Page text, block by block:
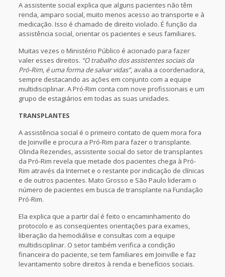
A assistente social explica que alguns pacientes não têm
renda, amparo social, muito menos acesso ao transporte e à
medicação. Isso é chamado de direito violado. É função da
assistência social, orientar os pacientes e seus familiares.
Muitas vezes o Ministério Público é acionado para fazer
valer esses direitos. “O trabalho dos assistentes sociais da
Pró-Rim, é uma forma de salvar vidas”, avalia a coordenadora,
sempre destacando as ações em conjunto com a equipe
multidisciplinar. A Pró-Rim conta com nove profissionais e um
grupo de estagiários em todas as suas unidades.
TRANSPLANTES
A assistência social é o primeiro contato de quem mora fora
de Joinville e procura a Pró-Rim para fazer o transplante.
Olinda Rezendes, assistente social do setor de transplantes
da Pró-Rim revela que metade dos pacientes chega à Pró-
Rim através da Internet e o restante por indicação de clínicas
e de outros pacientes. Mato Grosso e São Paulo lideram o
número de pacientes em busca de transplante na Fundação
Pró-Rim.
Ela explica que a partir daí é feito o encaminhamento do
protocolo e as conseqüentes orientações para exames,
liberação da hemodiálise e consultas com a equipe
multidisciplinar. O setor também verifica a condição
financeira do paciente, se tem familiares em Joinville e faz
levantamento sobre direitos à renda e benefícios sociais.